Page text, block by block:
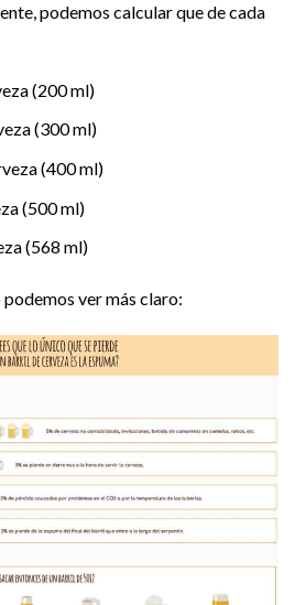
podemos calcular que de cada
(200 ml)
(300 ml)
(400 ml)
(500 ml)
(568 ml)
ver más claro: